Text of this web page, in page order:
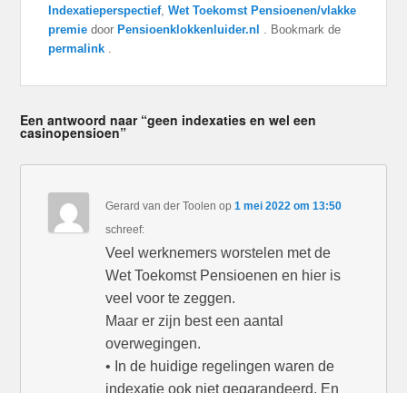
Indexatieperspectief,Wet Toekomst Pensioenen/vlakke
premie door Pensioenklokkenluider.nl
. Bookmark de
permalink
Een antwoord naar “geen indexaties en wel een
casinopensioen”
Gerard van der Toolen op1 mei 2022 om 13:50
schreef:
Veel werknemers worstelen met de
Wet Toekomst Pensioenen en hier is
veel voor te zeggen.
Maar er zijn best een aantal
overwegingen.
• In de huidige regelingen waren de
indexatie ook niet gegarandeerd. En